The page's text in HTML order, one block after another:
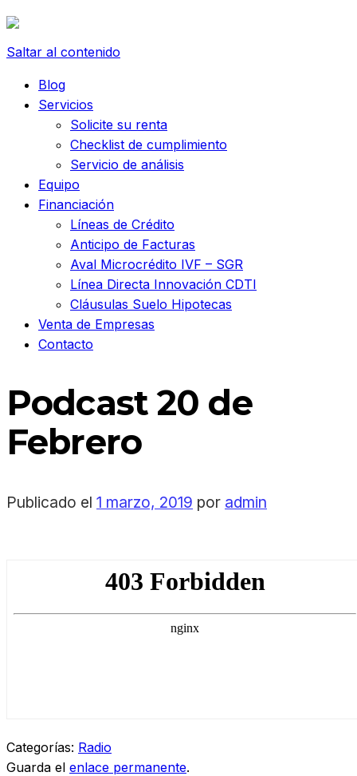
Saltar al contenido
Blog
Servicios
Solicite su renta
Checklist de cumplimiento
Servicio de análisis
Equipo
Financiación
Líneas de Crédito
Anticipo de Facturas
Aval Microcrédito IVF – SGR
Línea Directa Innovación CDTI
Cláusulas Suelo Hipotecas
Venta de Empresas
Contacto
Podcast 20 de
Febrero
Publicado el 1 marzo, 2019 por admin
Categorías: Radio
Guarda el enlace permanente.